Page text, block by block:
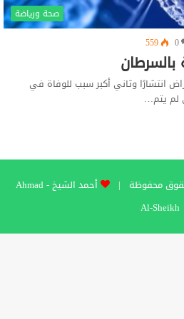
صحة ورياضة
0
559
انتشارًا وثاني أكبر سبب للوفاة في
لم يتم…
أحمد الشيخ - Ahmad
Al-Sheikh